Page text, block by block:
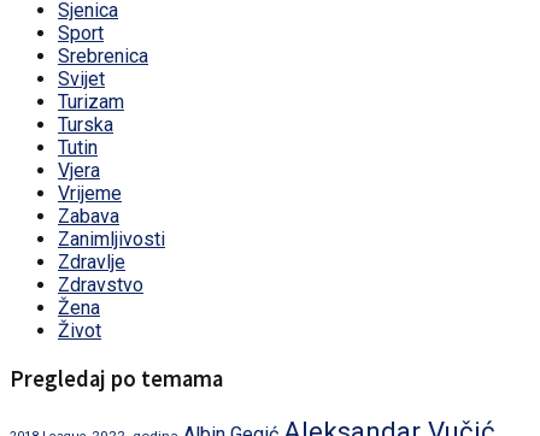
Sjenica
Sport
Srebrenica
Svijet
Turizam
Turska
Tutin
Vjera
Vrijeme
Zabava
Zanimljivosti
Zdravlje
Zdravstvo
Žena
Život
Pregledaj po temama